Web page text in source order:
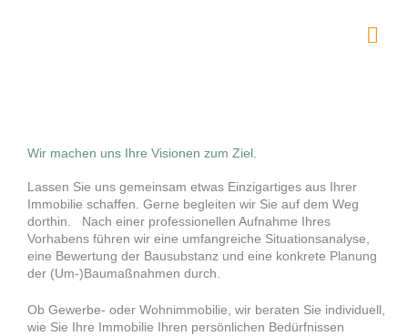
Wir machen uns Ihre Visionen zum Ziel.
Lassen Sie uns gemeinsam etwas Einzigartiges aus Ihrer
Immobilie schaffen. Gerne begleiten wir Sie auf dem Weg
dorthin. Nach einer professionellen Aufnahme Ihres
Vorhabens führen wir eine umfangreiche Situationsanalyse,
eine Bewertung der Bausubstanz und eine konkrete Planung
der (Um-)Baumaßnahmen durch.
Ob Gewerbe- oder Wohnimmobilie, wir beraten Sie individuell,
wie Sie Ihre Immobilie Ihren persönlichen Bedürfnissen